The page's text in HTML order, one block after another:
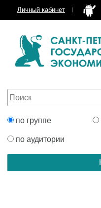
Личный кабинет
по группе
по аудитории